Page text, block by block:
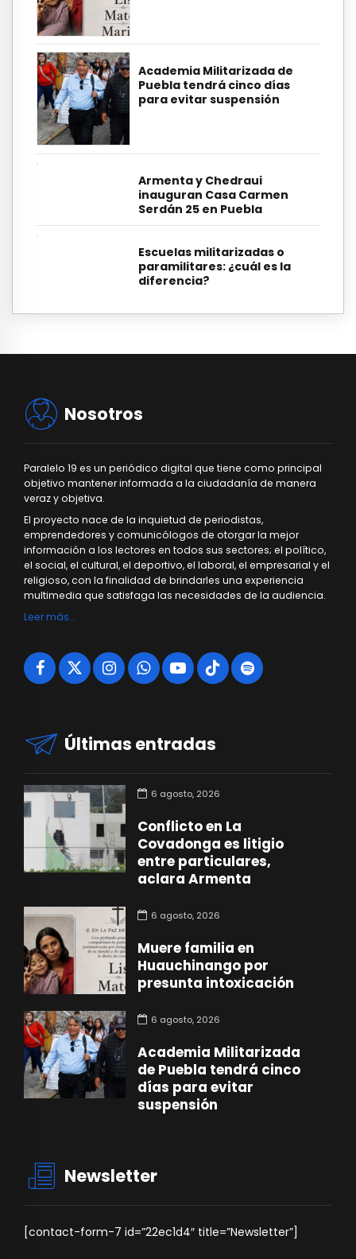
Academia Militarizada de
Puebla tendrá cinco días
para evitar suspensión
Armenta y Chedraui
inauguran Casa Carmen
Serdán 25 en Puebla
Escuelas militarizadas o
paramilitares: ¿cuál es la
diferencia?
Nosotros
Paralelo 19 es un periódico digital que tiene como principal
objetivo mantener informada a la ciudadanía de manera
veraz y objetiva.
El proyecto nace de la inquietud de periodistas,
emprendedores y comunicólogos de otorgar la mejor
información a los lectores en todos sus sectores; el político,
el social, el cultural, el deportivo, el laboral, el empresarial y el
religioso, con la finalidad de brindarles una experiencia
multimedia que satisfaga las necesidades de la audiencia.
Leer más…
Últimas entradas
6 agosto, 2026
Conflicto en La
Covadonga es litigio
entre particulares,
aclara Armenta
6 agosto, 2026
Muere familia en
Huauchinango por
presunta intoxicación
6 agosto, 2026
Academia Militarizada
de Puebla tendrá cinco
días para evitar
suspensión
Newsletter
[contact-form-7 id=”22ec1d4″ title=”Newsletter”]